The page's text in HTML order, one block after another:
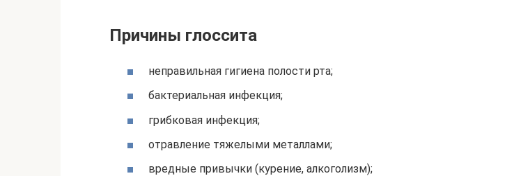
Причины глоссита
неправильная гигиена полости рта;
бактериальная инфекция;
грибковая инфекция;
отравление тяжелыми металлами;
вредные привычки (курение, алкоголизм);